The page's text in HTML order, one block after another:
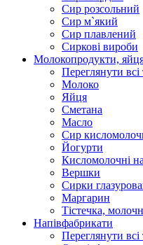
Сир розсольний
Сир м`який
Сир плавлений
Сиркові вироби
Молокопродукти,
Переглянути всі
Молоко
Яйця
Сметана
Масло
Сир
Йогурти
Кисломолочні
Вершки
Сирки
Маргарин
Тістечка,
Напівфабрикати
Переглянути всі